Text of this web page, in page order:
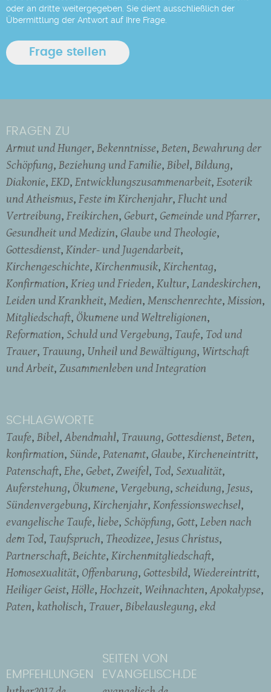
oder an dritte weitergegeben. Sie dient ausschließlich der
Übermittlung der Antwort auf Ihre Frage.
FRAGEN ZU
Armut und Hunger Bekenntnisse Beten Bewahrung der
Schöpfung Beziehung und Familie Bibel Bildung
Diakonie EKD Entwicklungszusammenarbeit Esoterik
und Atheismus Feste im Kirchenjahr Flucht und
Vertreibung Freikirchen Geburt Gemeinde und Pfarrer
Gesundheit und Medizin Glaube und Theologie
Gottesdienst Kinder- und Jugendarbeit
Kirchengeschichte Kirchenmusik Kirchentag
Konfirmation Krieg und Frieden Kultur Landeskirchen
Leiden und Krankheit Medien Menschenrechte Mission
Mitgliedschaft Ökumene und Weltreligionen
Reformation Schuld und Vergebung Taufe Tod und
Trauer Trauung Unheil und Bewältigung Wirtschaft
und Arbeit Zusammenleben und Integration
SCHLAGWORTE
Taufe Bibel Abendmahl Trauung Gottesdienst Beten
konfirmation Sünde Patenamt Glaube Kircheneintritt
Patenschaft Ehe Gebet Zweifel Tod Sexualität
Auferstehung Ökumene Vergebung scheidung Jesus
Sündenvergebung Kirchenjahr Konfessionswechsel
evangelische Taufe liebe Schöpfung Gott Leben nach
dem Tod Taufspruch Theodizee Jesus Christus
Partnerschaft Beichte Kirchenmitgliedschaft
Homosexualität Offenbarung Gottesbild Wiedereintritt
Heiliger Geist Hölle Hochzeit Weihnachten Apokalypse
Paten katholisch Trauer Bibelauslegung ekd
EMPFEHLUNGEN
SEITEN VON
EVANGELISCH.DE